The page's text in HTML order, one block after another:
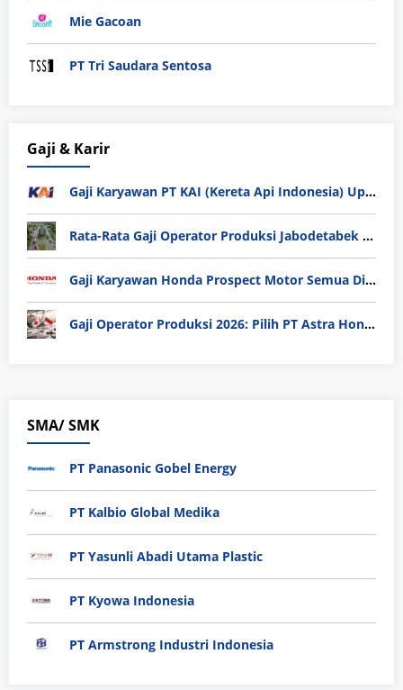
Mie Gacoan
PT Tri Saudara Sentosa
Gaji & Karir
Gaji Karyawan PT KAI (Kereta Api Indonesia) Update 2025
Rata-Rata Gaji Operator Produksi Jabodetabek 2025: Bedah Tuntas UMK, Lemburan, dan Realita Hidup Buruh
Gaji Karyawan Honda Prospect Motor Semua Divisi
Gaji Operator Produksi 2026: Pilih PT Astra Honda Motor (AHM) atau Manufaktur di Jepang?
SMA/ SMK
PT Panasonic Gobel Energy
PT Kalbio Global Medika
PT Yasunli Abadi Utama Plastic
PT Kyowa Indonesia
PT Armstrong Industri Indonesia